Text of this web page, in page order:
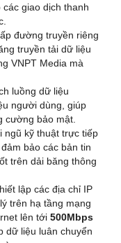
giao dịch thanh
đường truyền riêng
truyền tải dữ liệu
VNPT Media mà
luồng dữ liệu
người dùng, giúp
cường bảo mật.
ngũ kỹ thuật trực tiếp
bảo các bản tin
trên dải băng thông
lập các địa chỉ IP
trên hạ tầng mạng
lên tới 500Mbps
dữ liệu luân chuyển